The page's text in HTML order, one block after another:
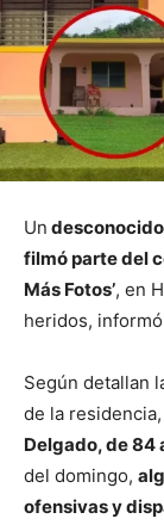
Un
filmó parte del
Más Fotos’, en
heridos,
Según detallan
de la
Delgado, de 84
del domingo,
ofensivas y